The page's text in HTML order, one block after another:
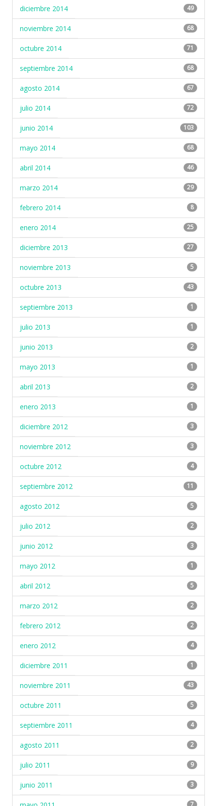
diciembre 2014 49
noviembre 2014 68
octubre 2014 71
septiembre 2014 68
agosto 2014 67
julio 2014 72
junio 2014 103
mayo 2014 68
abril 2014 46
marzo 2014 29
febrero 2014 8
enero 2014 25
diciembre 2013 27
noviembre 2013 5
octubre 2013 43
septiembre 2013 1
julio 2013 1
junio 2013 2
mayo 2013 1
abril 2013 2
enero 2013 1
diciembre 2012 3
noviembre 2012 3
octubre 2012 4
septiembre 2012 11
agosto 2012 5
julio 2012 2
junio 2012 3
mayo 2012 1
abril 2012 5
marzo 2012 2
febrero 2012 2
enero 2012 4
diciembre 2011 1
noviembre 2011 43
octubre 2011 5
septiembre 2011 4
agosto 2011 2
julio 2011 9
junio 2011 3
7